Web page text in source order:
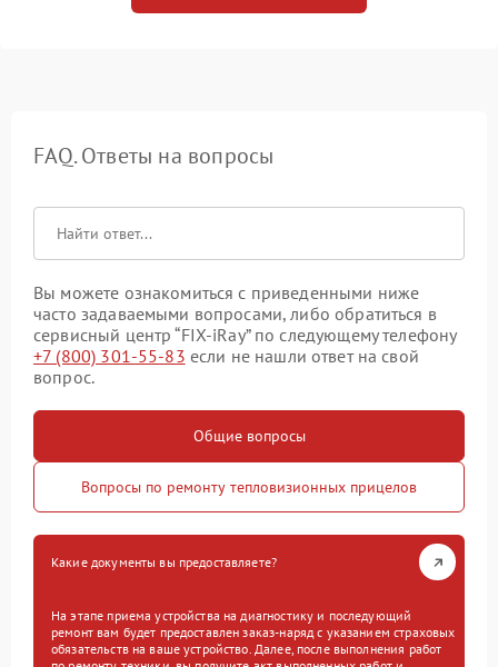
FAQ. Ответы на вопросы
Вы можете ознакомиться с приведенными ниже
часто задаваемыми вопросами, либо обратиться в
сервисный центр “FIX-iRay” по следующему телефону
+7 (800) 301-55-83 если не нашли ответ на свой
вопрос.
Общие вопросы
Вопросы по ремонту тепловизионных прицелов
Какие документы вы предоставляете?
На этапе приема устройства на диагностику и последующий
ремонт вам будет предоставлен заказ-наряд с указанием страховых
обязательств на ваше устройство. Далее, после выполнения работ